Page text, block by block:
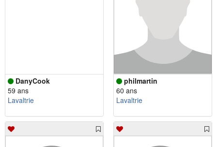
DanyCook
59 ans
Lavaltrie
philmartin
60 ans
Lavaltrie